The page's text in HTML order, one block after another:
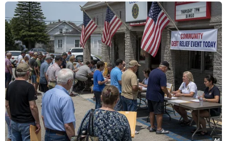
16/02/2023 10:08
Sách Trắng nhận định Triều Tiên hiện sở hữu
khoảng 70kg plutonium và có nhiều tên lửa mới,
trong đó có tên lửa đạn đạo liên lục địa (ICBM)
Hwasong-17 và các tên lửa chiến thuật tầm ngắn.